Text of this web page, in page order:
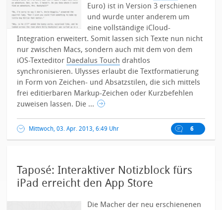
Euro) ist in Version 3 erschienen
und wurde unter anderem um
eine vollständige iCloud-
Integration erweitert. Somit lassen sich Texte nun nicht
nur zwischen Macs, sondern auch mit dem von dem
iOS-Texteditor Daedalus Touch drahtlos
synchronisieren. Ulysses erlaubt die Textformatierung
in Form von Zeichen- und Absatzstilen, die sich mittels
frei editierbaren Markup-Zeichen oder Kurzbefehlen
zuweisen lassen. Die ...
Mittwoch, 03. Apr. 2013, 6:49 Uhr 6
Taposé: Interaktiver Notizblock fürs
iPad erreicht den App Store
Die Macher der neu erschienenen